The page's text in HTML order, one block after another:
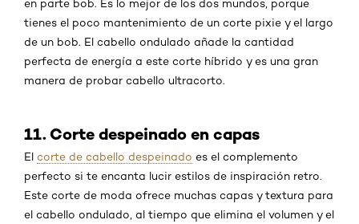
en parte bob. Es lo mejor de los dos mundos, porque
tienes el poco mantenimiento de un corte pixie y el largo
de un bob. El cabello ondulado añade la cantidad
perfecta de energía a este corte híbrido y es una gran
manera de probar cabello ultracorto.
11. Corte despeinado en capas
El corte de cabello despeinado es el complemento
perfecto si te encanta lucir estilos de inspiración retro.
Este corte de moda ofrece muchas capas y textura para
el cabello ondulado, al tiempo que elimina el volumen y el